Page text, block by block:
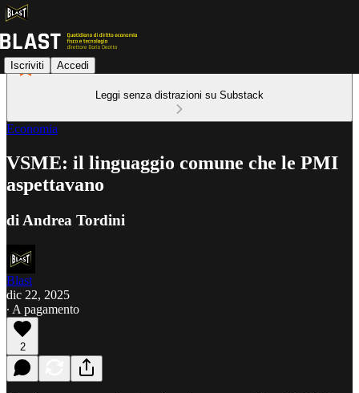
Iscriviti Accedi
Leggi senza distrazioni su Substack
Economia
VSME: il linguaggio comune che le PMI
aspettavano
di Andrea Tordini
Blast
dic 22, 2025
∙ A pagamento
2